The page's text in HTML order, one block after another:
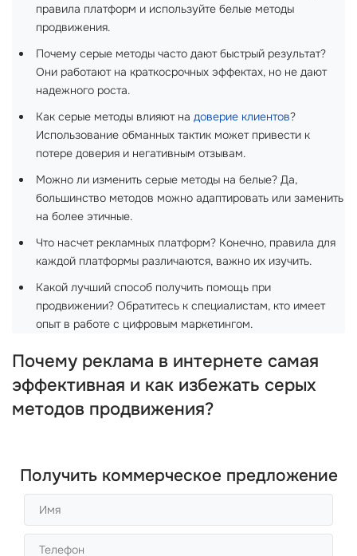
правила платформ и используйте белые методы
продвижения.
Почему серые методы часто дают быстрый результат?
Они работают на краткосрочных эффектах, но не дают
надежного роста.
Как серые методы влияют на доверие клиентов?
Использование обманных тактик может привести к
потере доверия и негативным отзывам.
Можно ли изменить серые методы на белые? Да,
большинство методов можно адаптировать или заменить
на более этичные.
Что насчет рекламных платформ? Конечно, правила для
каждой платформы различаются, важно их изучить.
Какой лучший способ получить помощь при
продвижении? Обратитесь к специалистам, кто имеет
опыт в работе с цифровым маркетингом.
Почему реклама в интернете самая
эффективная и как избежать серых
методов продвижения?
Получить коммерческое предложение